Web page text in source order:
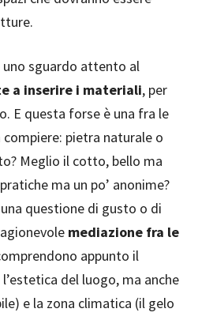
uno sguardo attento al
a inserire i materiali, per
E questa forse è una fra le
pietra naturale o
Meglio il cotto, bello ma
ma un po’ anonime?
questione di gusto o di
mediazione fra le
appunto il
del luogo, ma anche
e la zona climatica (il gelo